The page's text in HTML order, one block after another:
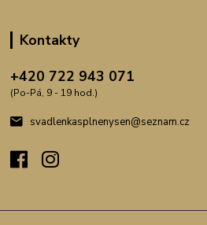
Kontakty
+420 722 943 071
(Po-Pá, 9 - 19 hod.)
svadlenkasplnenysen@seznam.cz